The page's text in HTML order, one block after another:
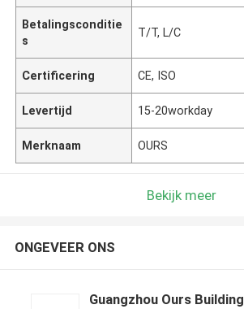
Betalingsconditie
s
T/T, L/C
Certificering CE, ISO
Levertijd 15-20workday
Merknaam OURS
Bekijk meer
ONGEVEER ONS
Guangzhou Ours Building